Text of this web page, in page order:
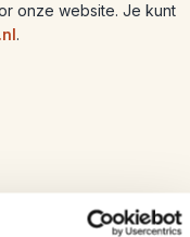
onze website. Je kunt
.